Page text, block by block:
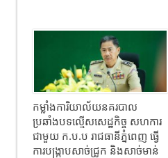
កម្លាំងការិយាល័យនគរបាល
ប្រឆាំងបទល្មើសសេដ្ឋកិច្ច សហការ
ជាមួយ ក.ប.ប រាជធានីភ្នំពេញ ធ្វើ
ការបង្ក្រាបសាច់ជ្រូក និងសាច់មាន់